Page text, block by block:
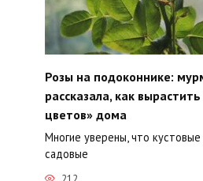
Розы на подоконнике:
рассказала, как
цветов» дома
Многие уверены, что
садовые